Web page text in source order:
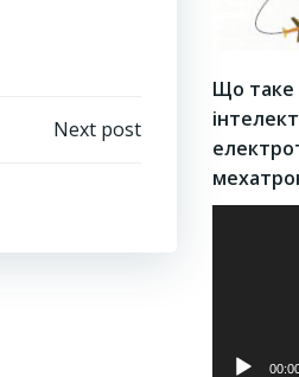
Next post
Що таке